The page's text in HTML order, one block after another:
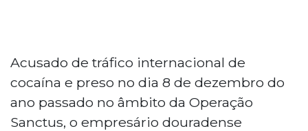
Acusado de tráfico internacional de
cocaína e preso no dia 8 de dezembro do
ano passado no âmbito da Operação
Sanctus, o empresário douradense